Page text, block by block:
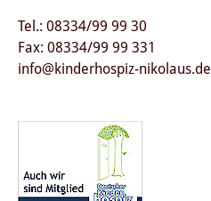
Tel.: 08334/99 99 30
Fax: 08334/99 99 331
info@kinderhospiz-nikolaus.de